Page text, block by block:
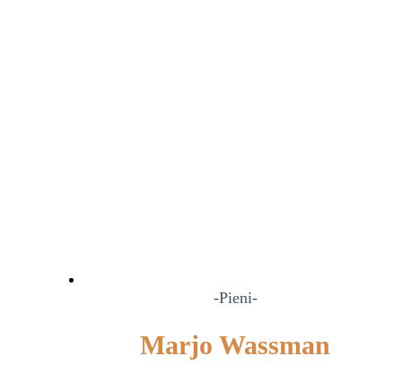
-Pieni-
Marjo Wassman